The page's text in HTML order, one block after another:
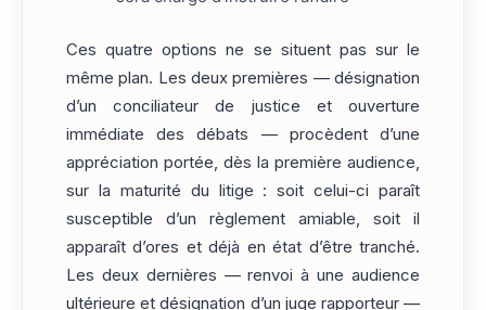
Ces quatre options ne se situent pas sur le
même plan. Les deux premières — désignation
d’un conciliateur de justice et ouverture
immédiate des débats — procèdent d’une
appréciation portée, dès la première audience,
sur la maturité du litige : soit celui-ci paraît
susceptible d’un règlement amiable, soit il
apparaît d’ores et déjà en état d’être tranché.
Les deux dernières — renvoi à une audience
ultérieure et désignation d’un juge rapporteur —